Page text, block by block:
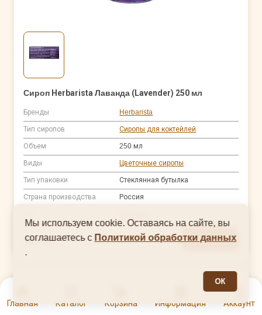
Главная Каталог Корзина Информация Аккаунт
Сироп Herbarista Лаванда (Lavender) 250 мл
Бренды Herbarista
Тип сиропов Сиропы для коктейлей
Объем 250 мл
Виды Цветочные сиропы
Тип упаковки Стеклянная бутылка
Страна производства Россия
487 ₽ В корзину
Мы используем cookie. Оставаясь на сайте, вы
соглашаетесь с Политикой обработки данных
.
ОК